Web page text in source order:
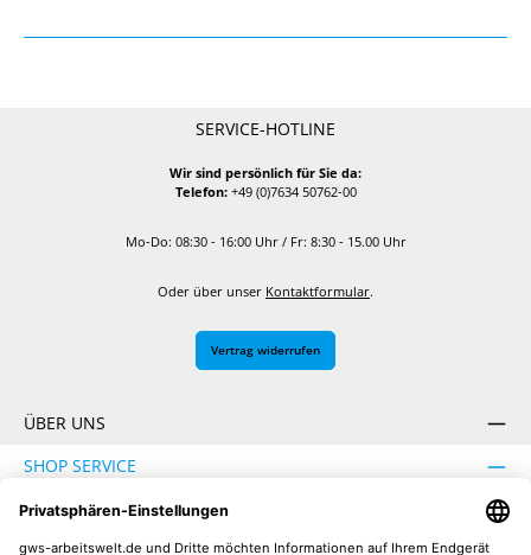
SERVICE-HOTLINE
Wir sind persönlich für Sie da:
Telefon:+49 (0)7634 50762-00
Mo-Do: 08:30 - 16:00 Uhr / Fr: 8:30 - 15.00 Uhr
Oder über unser Kontaktformular.
Vertrag widerrufen
ÜBER UNS
SHOP SERVICE
INFORMATION